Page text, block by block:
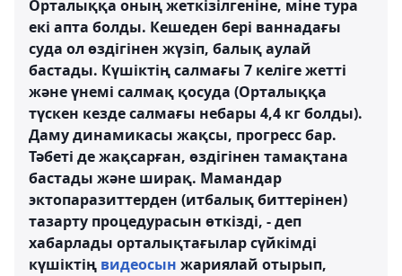
Орталыққа оның жеткізілгеніне, міне тура
екі апта болды. Кешеден бері ваннадағы
суда ол өздігінен жүзіп, балық аулай
бастады. Күшіктің салмағы 7 келіге жетті
және үнемі салмақ қосуда (Орталыққа
түскен кезде салмағы небары 4,4 кг болды).
Даму динамикасы жақсы, прогресс бар.
Тәбеті де жақсарған, өздігінен тамақтана
бастады және ширақ. Мамандар
эктопаразиттерден (итбалық биттерінен)
тазарту процедурасын өткізді, - деп
хабарлады орталықтағылар сүйкімді
күшіктің видеосын жариялай отырып,